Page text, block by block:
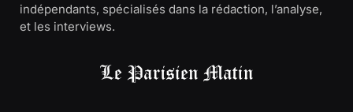
indépendants, spécialisés dans la rédaction, l’analyse,
et les interviews.